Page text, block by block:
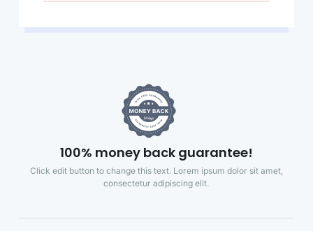
100% money back guarantee!
Click edit button to change this text. Lorem ipsum dolor sit amet,
consectetur adipiscing elit.